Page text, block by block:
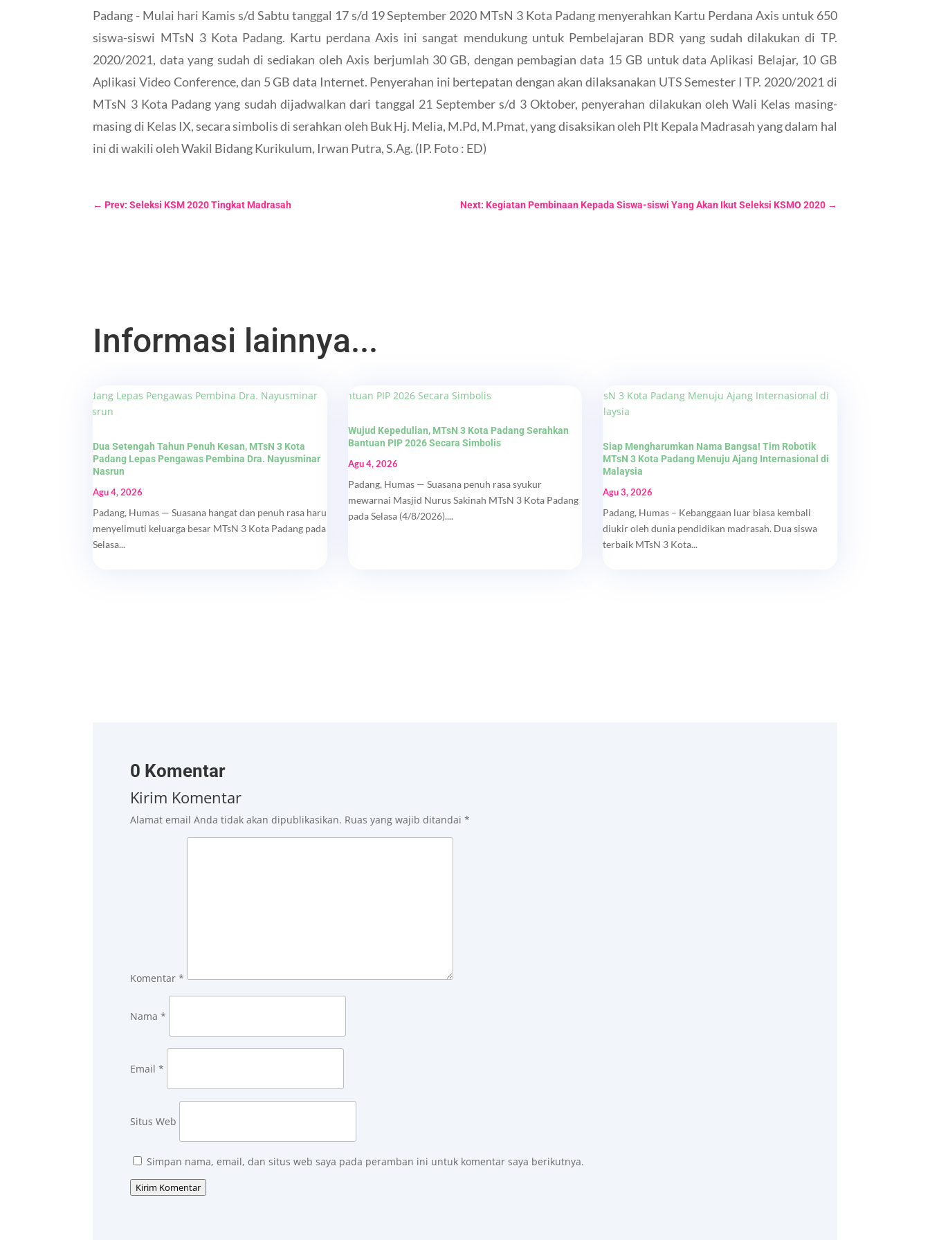
Padang - Mulai hari Kamis s/d Sabtu tanggal 17 s/d 19 September 2020 MTsN 3 Kota Padang menyerahkan Kartu Perdana Axis untuk 650
siswa-siswi MTsN 3 Kota Padang. Kartu perdana Axis ini sangat mendukung untuk Pembelajaran BDR yang sudah dilakukan di TP.
2020/2021, data yang sudah di sediakan oleh Axis berjumlah 30 GB, dengan pembagian data 15 GB untuk data Aplikasi Belajar, 10 GB
Aplikasi Video Conference, dan 5 GB data Internet. Penyerahan ini bertepatan dengan akan dilaksanakan UTS Semester I TP. 2020/2021 di
MTsN 3 Kota Padang yang sudah dijadwalkan dari tanggal 21 September s/d 3 Oktober, penyerahan dilakukan oleh Wali Kelas masing-
masing di Kelas IX, secara simbolis di serahkan oleh Buk Hj. Melia, M.Pd, M.Pmat, yang disaksikan oleh Plt Kepala Madrasah yang dalam hal
ini di wakili oleh Wakil Bidang Kurikulum, Irwan Putra, S.Ag. (IP. Foto : ED)
←Prev: Seleksi KSM 2020 Tingkat Madrasah Next: Kegiatan Pembinaan Kepada Siswa-siswi Yang Akan Ikut Seleksi KSMO 2020→
Informasi lainnya...
Dua Setengah Tahun Penuh Kesan, MTsN 3 Kota
Padang Lepas Pengawas Pembina Dra. Nayusminar
Nasrun
Agu 4, 2026
Padang, Humas — Suasana hangat dan penuh rasa haru
menyelimuti keluarga besar MTsN 3 Kota Padang pada
Selasa...
Wujud Kepedulian, MTsN 3 Kota Padang Serahkan
Bantuan PIP 2026 Secara Simbolis
Agu 4, 2026
Padang, Humas — Suasana penuh rasa syukur
mewarnai Masjid Nurus Sakinah MTsN 3 Kota Padang
pada Selasa (4/8/2026)....
Siap Mengharumkan Nama Bangsa! Tim Robotik
MTsN 3 Kota Padang Menuju Ajang Internasional di
Malaysia
Agu 3, 2026
Padang, Humas – Kebanggaan luar biasa kembali
diukir oleh dunia pendidikan madrasah. Dua siswa
terbaik MTsN 3 Kota...
0 Komentar
Kirim Komentar
Alamat email Anda tidak akan dipublikasikan. Ruas yang wajib ditandai*
Komentar*
Nama*
Email*
Situs Web
Simpan nama, email, dan situs web saya pada peramban ini untuk komentar saya berikutnya.
Kirim Komentar